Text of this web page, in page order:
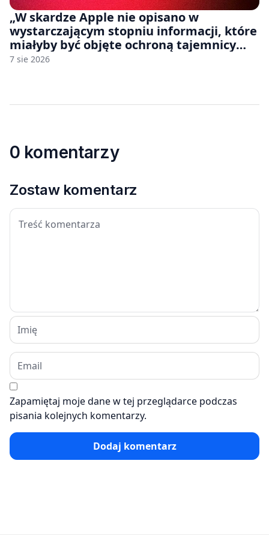
„W skardze Apple nie opisano w
wystarczającym stopniu informacji, które
miałyby być objęte ochroną tajemnicy
handlowej”. OpenAI żąda odrzucenia
7 sie 2026
0 komentarzy
Zostaw komentarz
Zapamiętaj moje dane w tej przeglądarce podczas
pisania kolejnych komentarzy.
Dodaj komentarz